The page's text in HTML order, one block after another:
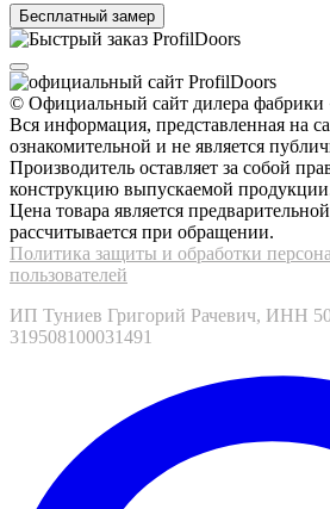
© Официальный сайт дилера фабрики
Вся информация, представленная на
ознакомительной и не является
Производитель оставляет за собой
конструкцию выпускаемой
Цена товара является
рассчитывается при обращении.
Политика защиты и обработки
пользователей
ИП Туниев Григорий Рачевич, ИНН
319508100031491